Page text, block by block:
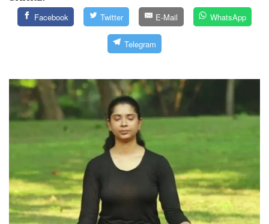
Facebook Twitter E-Mail WhatsApp
Telegram